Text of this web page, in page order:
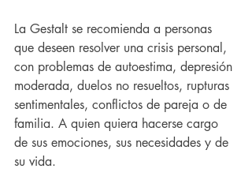
La Gestalt se recomienda a personas
que deseen resolver una crisis personal,
con problemas de autoestima, depresión
moderada, duelos no resueltos, rupturas
sentimentales, conflictos de pareja o de
familia. A quien quiera hacerse cargo
de sus emociones, sus necesidades y de
su vida.